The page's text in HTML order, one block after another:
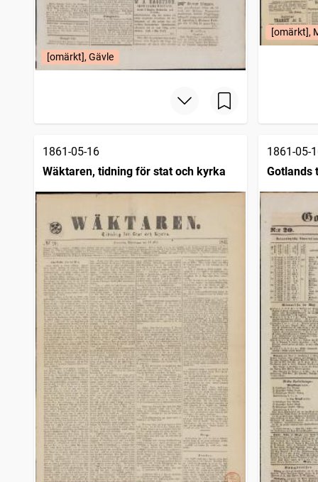
[omärkt], Gävle
[omärkt],
1861-05-16
Wäktaren, tidning för stat och kyrka
1861-05-
Gotlands